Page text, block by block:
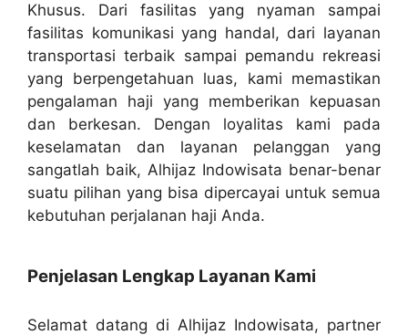
Khusus. Dari fasilitas yang nyaman sampai
fasilitas komunikasi yang handal, dari layanan
transportasi terbaik sampai pemandu rekreasi
yang berpengetahuan luas, kami memastikan
pengalaman haji yang memberikan kepuasan
dan berkesan. Dengan loyalitas kami pada
keselamatan dan layanan pelanggan yang
sangatlah baik, Alhijaz Indowisata benar-benar
suatu pilihan yang bisa dipercayai untuk semua
kebutuhan perjalanan haji Anda.
Penjelasan Lengkap Layanan Kami
Selamat datang di Alhijaz Indowisata, partner